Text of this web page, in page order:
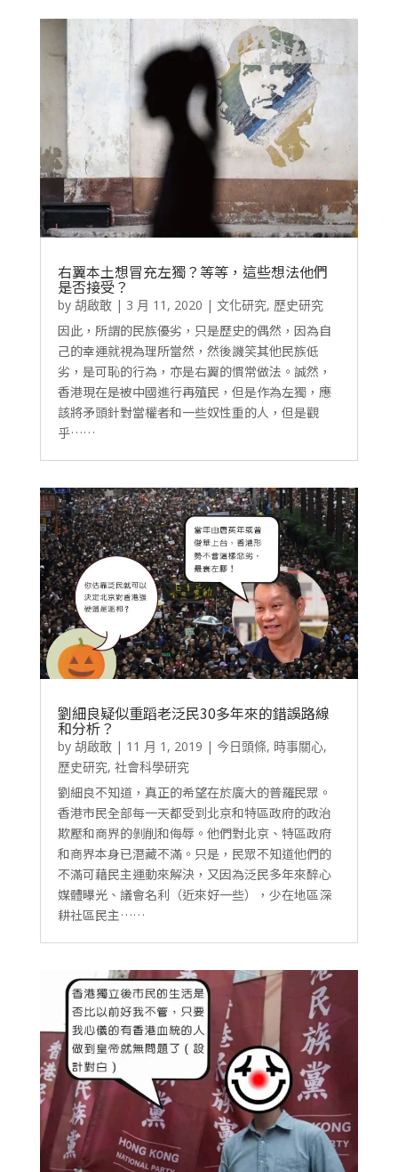
右翼本土想冒充左獨？等等，這些想法他們
是否接受？
by 胡啟敢| 3 月 11, 2020 | 文化研究, 歷史研究
因此，所謂的民族優劣，只是歷史的偶然，因為自
己的幸運就視為理所當然，然後譏笑其他民族低
劣，是可恥的行為，亦是右翼的慣常做法。誠然，
香港現在是被中國進行再殖民，但是作為左獨，應
該將矛頭針對當權者和一些奴性重的人，但是觀
乎……
劉細良疑似重蹈老泛民30多年來的錯誤路線
和分析？
by 胡啟敢| 11 月 1, 2019 | 今日頭條, 時事關心,
歷史研究, 社會科學研究
劉細良不知道，真正的希望在於廣大的普羅民眾。
香港市民全部每一天都受到北京和特區政府的政治
欺壓和商界的剝削和侮辱。他們對北京、特區政府
和商界本身已潛藏不滿。只是，民眾不知道他們的
不滿可藉民主運動來解決，又因為泛民多年來醉心
媒體曝光、議會名利（近來好一些），少在地區深
耕社區民主……